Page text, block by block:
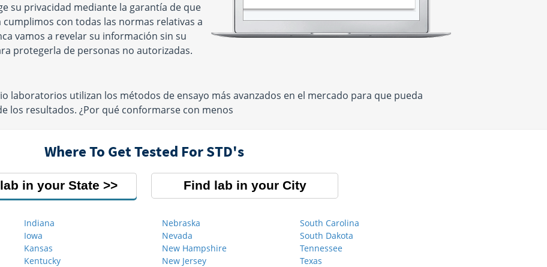
su privacidad mediante la garantía de que
con todas las normas relativas a
vamos a revelar su información sin su
protegerla de personas no autorizadas.
laboratorios utilizan los métodos de ensayo más avanzados en el mercado para que pueda
los resultados. ¿Por qué conformarse con menos
Where To Get Tested For STD's
in your State Find lab in your City
Indiana
Iowa
Kansas
Kentucky
Nebraska
Nevada
New Hampshire
New Jersey
South Carolina
South Dakota
Tennessee
Texas